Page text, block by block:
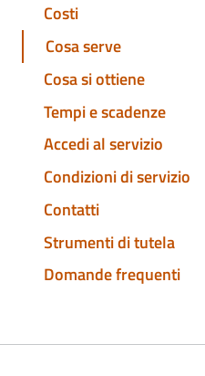
Costi
Cosa serve
Cosa si ottiene
Tempi e scadenze
Accedi al servizio
Condizioni di servizio
Contatti
Strumenti di tutela
Domande frequenti